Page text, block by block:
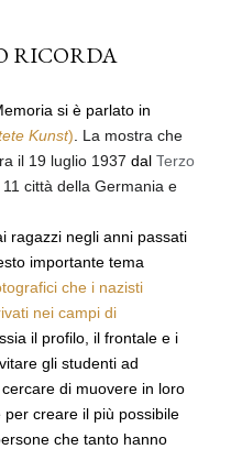
RICORDA
si è parlato in
Kunst)
La mostra che
il 19 luglio 1937 dal Terzo
città della Germania e
ragazzi negli anni passati
importante tema
che i nazisti
nei campi di
il profilo, il frontale e i
gli studenti ad
di muovere in loro
creare il più possibile
che tanto hanno